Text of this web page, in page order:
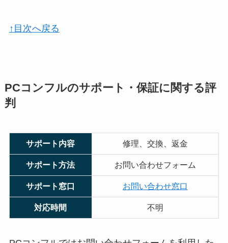
↑目次へ戻る
PCコンフルのサポート・保証に関する評
判
サポート内容 修理、交換、返金
サポート方法 お問い合わせフォーム
サポート窓口 お問い合わせ窓口
対応時間 不明